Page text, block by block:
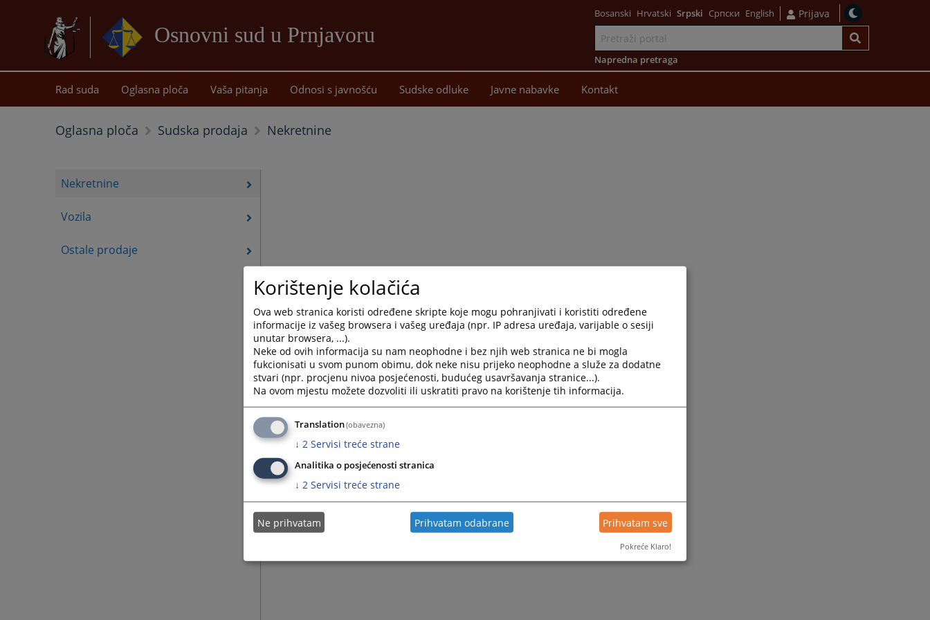
Osnovni sud u Prnjavoru
sadržaj
Bosanski Hrvatski Srpski Српски English Prijava
Napredna pretraga
Rad suda Oglasna ploča Vaša pitanja Odnosi s javnošću Sudske odluke Javne nabavke Kontakt
Oglasna ploča Sudska prodaja Nekretnine
Nekretnine
Vozila
Ostale prodaje
Korištenje kolačića
Ova web stranica koristi određene skripte koje mogu pohranjivati i koristiti određene
informacije iz vašeg browsera i vašeg uređaja (npr. IP adresa uređaja, varijable o sesiji
unutar browsera, ...).
Neke od ovih informacija su nam neophodne i bez njih web stranica ne bi mogla
fukcionisati u svom punom obimu, dok neke nisu prijeko neophodne a služe za dodatne
stvari (npr. procjenu nivoa posjećenosti, budućeg usavršavanja stranice...).
Na ovom mjestu možete dozvoliti ili uskratiti pravo na korištenje tih informacija.
Translation(obavezna)
↓ 2 Servisi treće strane
Analitika o posjećenosti stranica
↓ 2 Servisi treće strane
Ne prihvatam Prihvatam odabrane Prihvatam sve
Pokreće Klaro!